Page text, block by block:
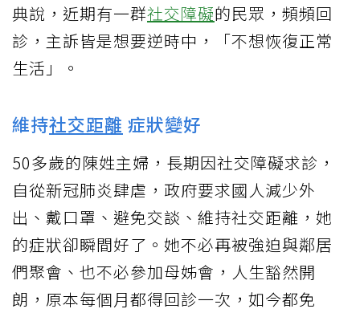
典說，近期有一群社交障礙的民眾，頻頻回
診，主訴皆是想要逆時中，「不想恢復正常
生活」。
維持社交距離 症狀變好
50多歲的陳姓主婦，長期因社交障礙求診，
自從新冠肺炎肆虐，政府要求國人減少外
出、戴口罩、避免交談、維持社交距離，她
的症狀卻瞬間好了。她不必再被強迫與鄰居
們聚會、也不必參加母姊會，人生豁然開
朗，原本每個月都得回診一次，如今都免